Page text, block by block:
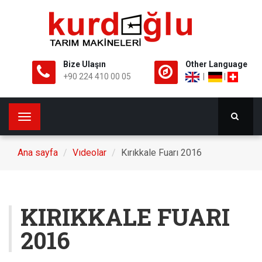
Bize Ulaşın
+90 224 410 00 05
Other Language
Toggle
navigation
Ana sayfa Vıdeolar Kırıkkale Fuarı 2016
KIRIKKALE FUARI
2016